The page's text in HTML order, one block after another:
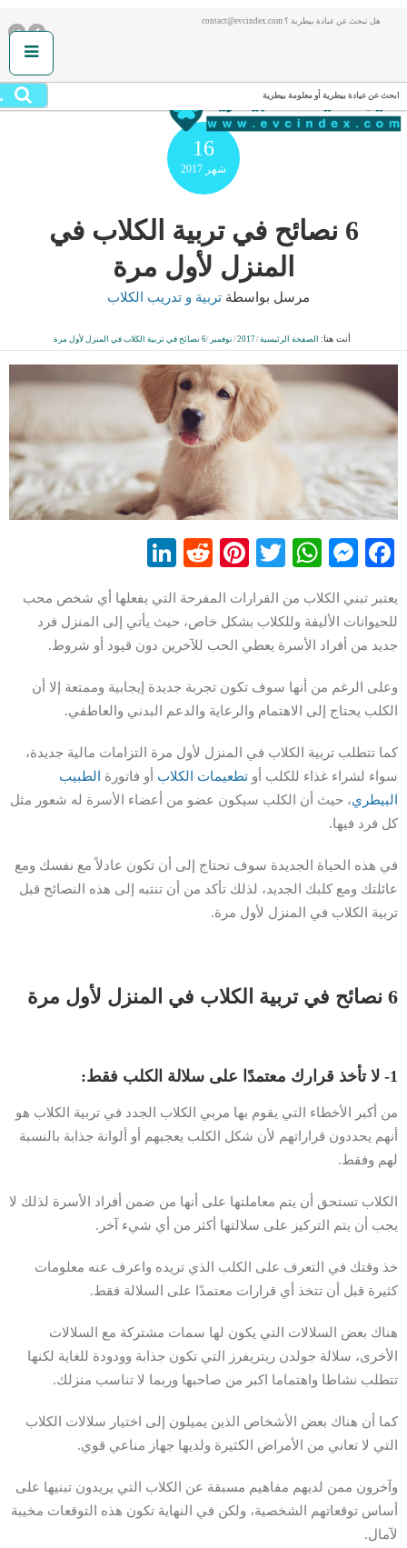
هل تبحث عن عيادة بيطرية ؟ contact@evcindex.com
ابحث عن عيادة بيطرية أو معلومة بيطرية
16
شهر 2017
6 نصائح في تربية الكلاب في
المنزل لأول مرة
مرسل بواسطةتربية و تدريب الكلاب
أنت هنا: الصفحة الرئيسية/
2017
/ نوفمبر /6 نصائح في تربية الكلاب في المنزل لأول مرة
Facebook
Messenger
WhatsApp
Twitter
Pinterest
Reddit
يعتبر تبني الكلاب من القرارات المفرحة التي يفعلها أي شخص محب
للحيوانات الأليفة وللكلاب بشكل خاص، حيث يأتي إلى المنزل فرد
جديد من أفراد الأسرة يعطي الحب للآخرين دون قيود أو شروط.
وعلى الرغم من أنها سوف تكون تجربة جديدة إيجابية وممتعة إلا أن
الكلب يحتاج إلى الاهتمام والرعاية والدعم البدني والعاطفي.
كما تتطلب تربية الكلاب في المنزل لأول مرة التزامات مالية جديدة،
سواء لشراء غذاء للكلب أو تطعيمات الكلاب أو فاتورة
الطبيب
البيطري، حيث أن الكلب سيكون عضو من أعضاء الأسرة له شعور مثل
كل فرد فيها.
في هذه الحياة الجديدة سوف تحتاج إلى أن تكون عادلاً مع نفسك ومع
عائلتك ومع كلبك الجديد، لذلك تأكد من أن تنتبه إلى هذه النصائح قبل
تربية الكلاب في المنزل لأول مرة.
6 نصائح في تربية الكلاب في المنزل لأول مرة
1- لا تأخذ قرارك معتمدًا على سلالة الكلب فقط:
من أكبر الأخطاء التي يقوم بها مربي الكلاب الجدد في تربية الكلاب هو
أنهم يحددون قراراتهم لأن شكل الكلب يعجبهم أو ألوانة جذابة بالنسبة
لهم وفقط.
الكلاب تستحق أن يتم معاملتها على أنها من ضمن أفراد الأسرة لذلك لا
يجب أن يتم التركيز على سلالتها أكثر من أي شيء آخر.
خذ وقتك في التعرف على الكلب الذي تريده واعرف عنه معلومات
كثيرة قبل أن تتخذ أي قرارات معتمدًا على السلالة فقط.
هناك بعض السلالات التي يكون لها سمات مشتركة مع السلالات
الأخرى، سلالة جولدن ريتريفرز التي تكون جذابة وودودة للغاية لكنها
تتطلب نشاطا واهتماما اكبر من صاحبها وربما لا تناسب منزلك.
كما أن هناك بعض الأشخاص الذين يميلون إلى اختيار سلالات الكلاب
التي لا تعاني من الأمراض الكثيرة ولديها جهاز مناعي قوي.
وآخرون ممن لديهم مفاهيم مسبقة عن الكلاب التي يريدون تبنيها على
أساس توقعاتهم الشخصية، ولكن في النهاية تكون هذه التوقعات مخيبة
لآمال.